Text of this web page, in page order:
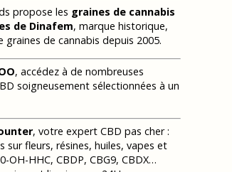
propose les graines de cannabis
de Dinafem, marque historique,
graines de cannabis depuis 2005.
, accédez à de nombreuses
soigneusement sélectionnées à un
, votre expert CBD pas cher :
sur fleurs, résines, huiles, vapes et
OH-HHC, CBDP, CBG9, CBDX…